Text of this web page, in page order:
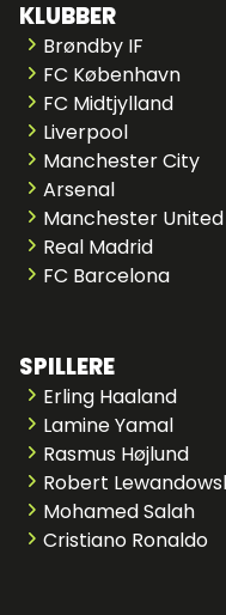
KLUBBER
Brøndby IF
FC København
FC Midtjylland
Liverpool
Manchester City
Arsenal
Manchester United
Real Madrid
FC Barcelona
SPILLERE
Erling Haaland
Lamine Yamal
Rasmus Højlund
Robert
Mohamed Salah
Cristiano Ronaldo